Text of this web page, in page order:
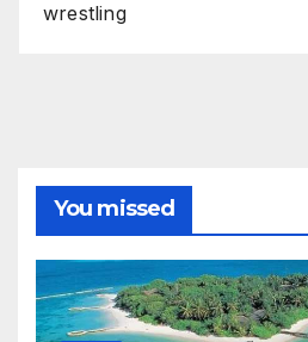
wrestling
You missed